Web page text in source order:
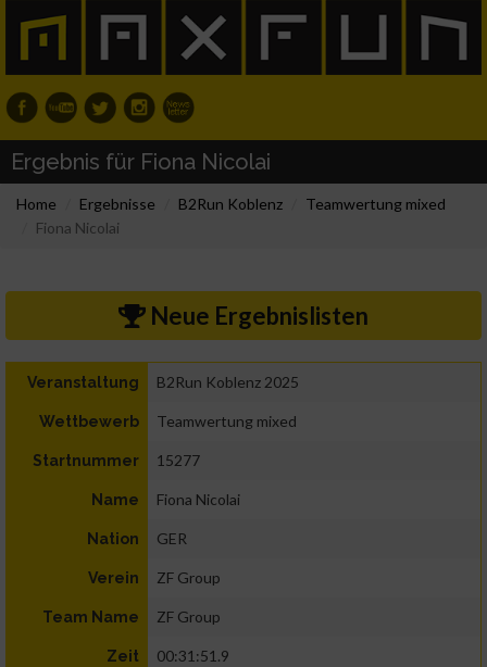
Ergebnis für Fiona Nicolai
Home Ergebnisse B2Run Koblenz
Teamwertung mixed
Fiona Nicolai
Neue Ergebnislisten
Veranstaltung B2Run Koblenz 2025
Wettbewerb Teamwertung mixed
Startnummer 15277
Name Fiona Nicolai
Nation GER
Verein ZF Group
Team Name ZF Group
Zeit 00:31:51.9